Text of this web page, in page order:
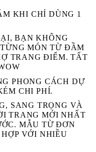
KHI CHỈ DÙNG 1
BẠN KHÔNG
MÓN TỪ ĐẦM
TRANG ĐIỂM. TẤT
PHONG CÁCH DỰ
CHI PHÍ.
SANG TRỌNG VÀ
TRANG MỚI NHẤT
MẪU TỪ ĐƠN
VỚI NHIỀU